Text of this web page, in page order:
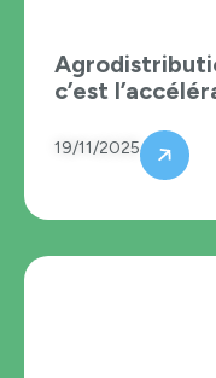
c’est
19/11/2025